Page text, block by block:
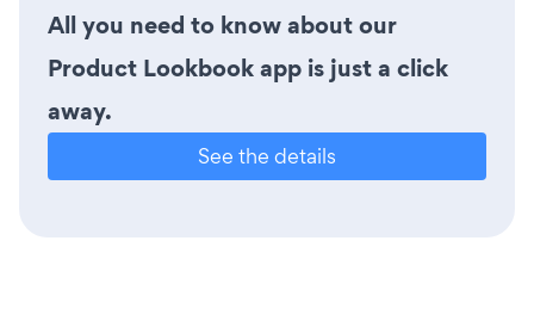
All you need to know about our
Product Lookbook app is just a click
away.
See the details